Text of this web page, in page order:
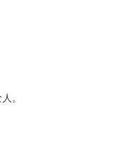
。